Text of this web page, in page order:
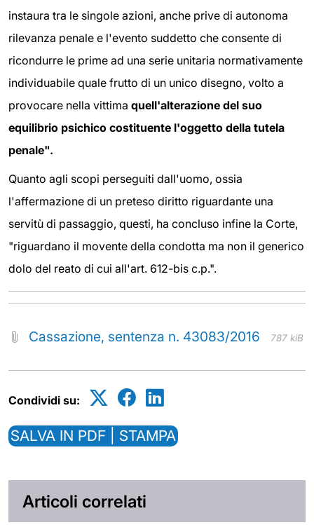
instaura tra le singole azioni, anche prive di autonoma
rilevanza penale e l'evento suddetto che consente di
ricondurre le prime ad una serie unitaria normativamente
individuabile quale frutto di un unico disegno, volto a
provocare nella vittima quell'alterazione del suo
equilibrio psichico costituente l'oggetto della tutela
penale".
Quanto agli scopi perseguiti dall'uomo, ossia
l'affermazione di un preteso diritto riguardante una
servitù di passaggio, questi, ha concluso infine la Corte,
"riguardano il movente della condotta ma non il generico
dolo del reato di cui all'art. 612-bis c.p.".
Cassazione, sentenza n. 43083/2016 787 kiB
Condividi su:
SALVA IN PDF | STAMPA
Articoli correlati